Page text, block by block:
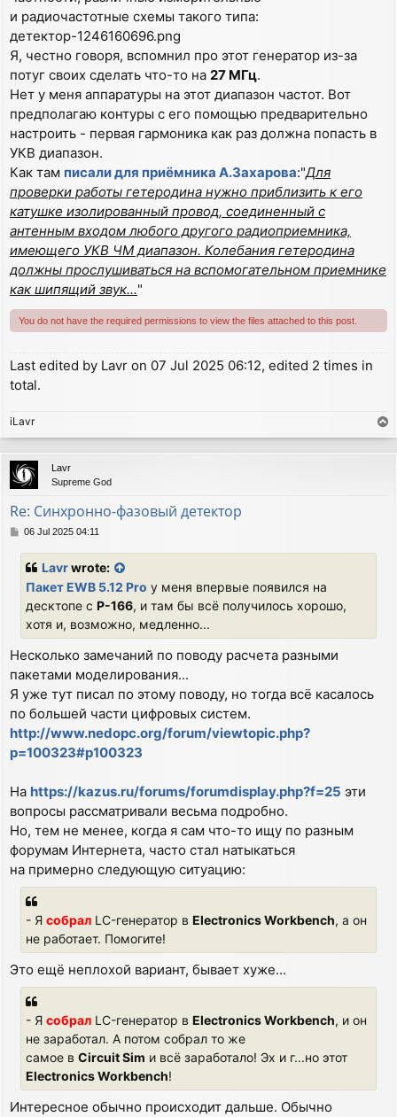
и радиочастотные схемы такого типа:
детектор-1246160696.png
Я, честно говоря, вспомнил про этот генератор из-за
потуг своих сделать что-то на 27 МГц.
Нет у меня аппаратуры на этот диапазон частот. Вот
предполагаю контуры с его помощью предварительно
настроить - первая гармоника как раз должна попасть в
УКВ диапазон.
Как там писали для приёмника А.Захарова:"Для
проверки работы гетеродина нужно приблизить к его
катушке изолированный провод, соединенный с
антенным входом любого другого радиоприемника,
имеющего УКВ ЧМ диапазон. Колебания гетеродина
должны прослушиваться на вспомогательном приемнике
как шипящий звук..."
You do not have the required permissions to view the files attached to this post.
Last edited by Lavr on 07 Jul 2025 06:12, edited 2 times in
total.
iLavr
o
p
Lavr
Supreme God
Re: Синхронно-фазовый детектор
P06 Jul 2025 04:11
Lavrwrote:
Пакет EWB 5.12 Pro у меня впервые появился на
десктопе с P-166, и там бы всё получилось хорошо,
хотя и, возможно, медленно...
Несколько замечаний по поводу расчета разными
пакетами моделирования...
Я уже тут писал по этому поводу, но тогда всё касалось
по большей части цифровых систем.
http://www.nedopc.org/forum/viewtopic.php?
p=100323#p100323
На https://kazus.ru/forums/forumdisplay.php?f=25 эти
вопросы рассматривали весьма подробно.
Но, тем не менее, когда я сам что-то ищу по разным
форумам Интернета, часто стал натыкаться
на примерно следующую ситуацию:
- Я собрал LC-генератор в Electronics Workbench, а он
не работает. Помогите!
Это ещё неплохой вариант, бывает хуже...
- Я собрал LC-генератор в Electronics Workbench, и он
не заработал. А потом собрал то же
самое в Circuit Sim и всё заработало! Эх и г...но этот
Electronics Workbench!
Интересное обычно происходит дальше. Обычно